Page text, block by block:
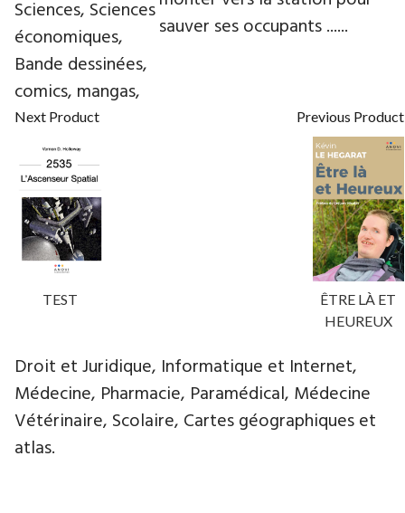
sauver ses occupants ......
Next Product
TEST
Previous Product
ÊTRE LÀ ET
HEUREUX
Sciences, Sciences
économiques,
Bande dessinées,
comics, mangas,
Droit et Juridique, Informatique et Internet,
Médecine, Pharmacie, Paramédical, Médecine
Vétérinaire, Scolaire, Cartes géographiques et
atlas.